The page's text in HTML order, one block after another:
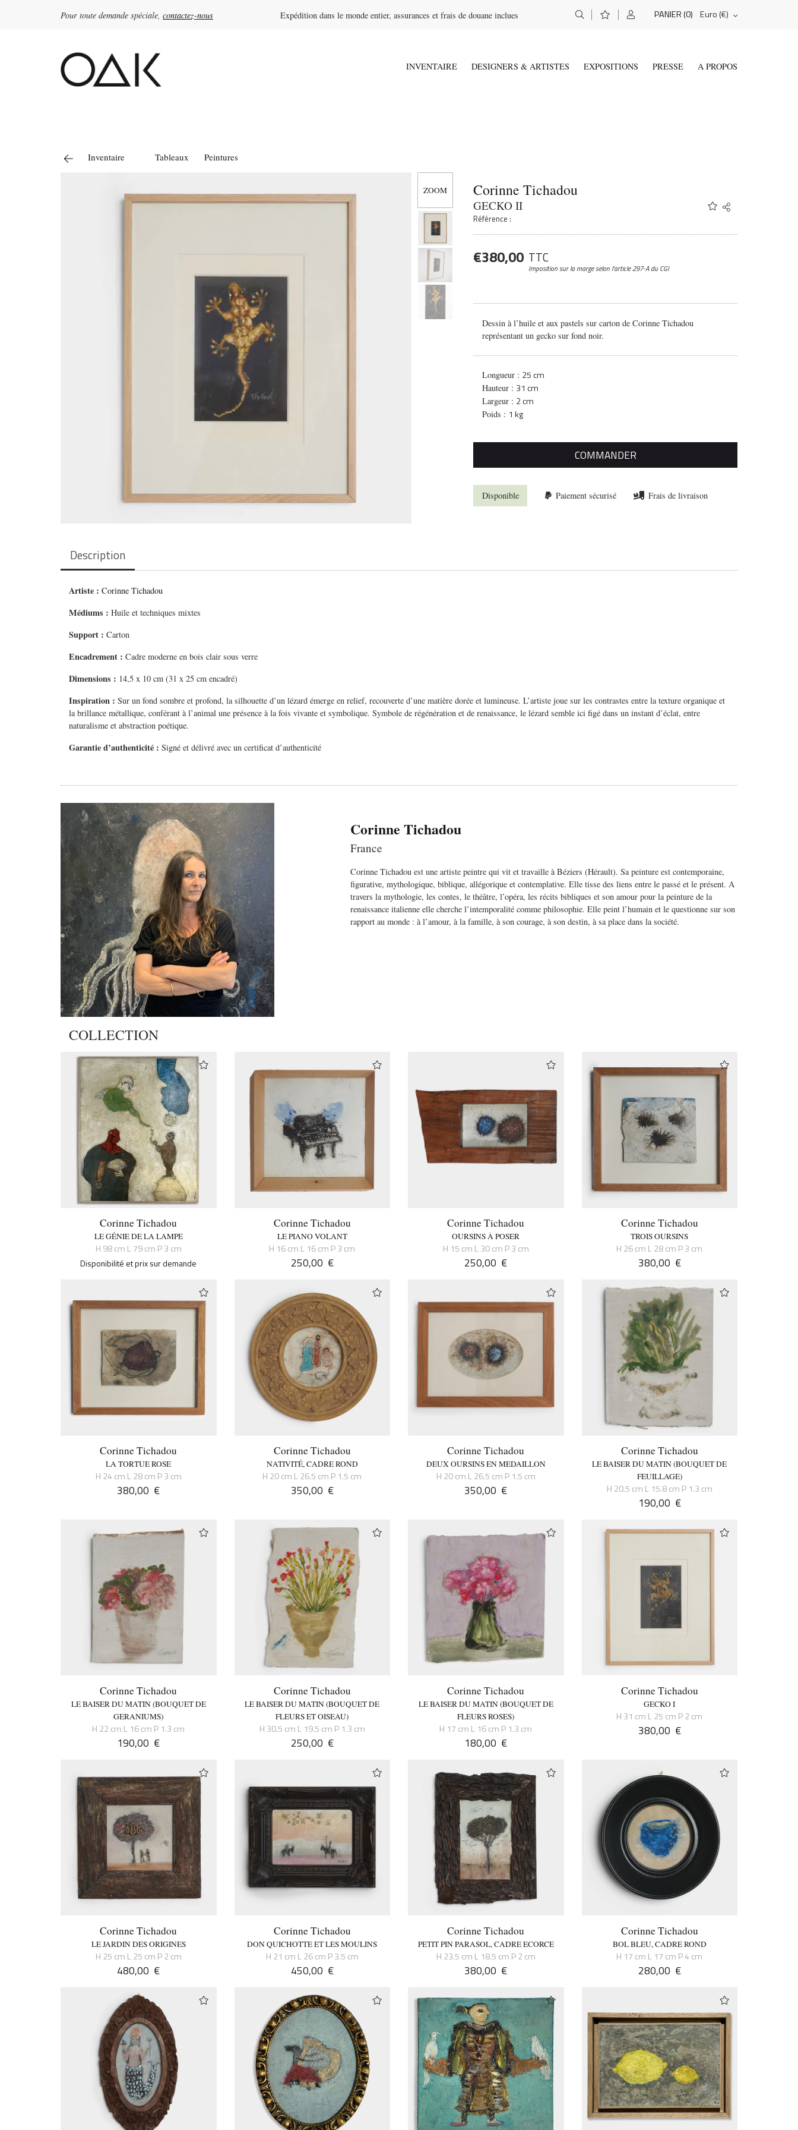
Pour toute demande spéciale, contactez-nous Expédition dans le monde entier, assurances et frais de douane inclues PANIER(0) Euro (€)
Rechercher :
INVENTAIRE DESIGNERS & ARTISTES EXPOSITIONS PRESSE A PROPOS
Inventaire Tableaux Peintures
Corinne Tichadou
GECKO II
Référence :
Share
Twitter
€380,00 TTC
Imposition sur la marge selon l’article 297-A du CGI
Dessin à l’huile et aux pastels sur carton de Corinne Tichadou
représentant un gecko sur fond noir.
Longueur : 25 cm
Hauteur : 31 cm
Largeur : 2 cm
Poids : 1 kg
COMMANDER
Disponible Paiement sécurisé Frais de livraison
Description
Artiste :Corinne Tichadou
Médiums :Huile et techniques mixtes
Support : Carton
Encadrement : Cadre moderne en bois clair sous verre
Dimensions : 14,5 x 10 cm (31 x 25 cm encadré)
Inspiration :Sur un fond sombre et profond, la silhouette d’un lézard émerge en relief, recouverte d’une matière dorée et lumineuse. L’artiste joue sur les contrastes entre la texture organique et
la brillance métallique, conférant à l’animal une présence à la fois vivante et symbolique. Symbole de régénération et de renaissance, le lézard semble ici figé dans un instant d’éclat, entre
naturalisme et abstraction poétique.
Garantie d’authenticité : Signé et délivré avec un certificat d’authenticité
Corinne Tichadou
France
Corinne Tichadou est une artiste peintre qui vit et travaille à Béziers (Hérault). Sa peinture est contemporaine,
figurative, mythologique, biblique, allégorique et contemplative. Elle tisse des liens entre le passé et le présent. A
travers la mythologie, les contes, le théâtre, l’opéra, les récits bibliques et son amour pour la peinture de la
renaissance italienne elle cherche l’intemporalité comme philosophie. Elle peint l’humain et le questionne sur son
rapport au monde : à l’amour, à la famille, à son courage, à son destin, à sa place dans la société.
COLLECTION
Corinne Tichadou
LE GÉNIE DE LA LAMPE
H 98 cm L 79 cm P 3 cm
Disponibilité et prix sur demande
Corinne Tichadou
LE PIANO VOLANT
H 16 cm L 16 cm P 3 cm
250,00 €
Corinne Tichadou
OURSINS À POSER
H 15 cm L 30 cm P 3 cm
250,00 €
Corinne Tichadou
TROIS OURSINS
H 26 cm L 28 cm P 3 cm
380,00 €
Corinne Tichadou
LA TORTUE ROSE
H 24 cm L 28 cm P 3 cm
380,00 €
Corinne Tichadou
NATIVITÉ, CADRE ROND
H 20 cm L 26.5 cm P 1.5 cm
350,00 €
Corinne Tichadou
DEUX OURSINS EN MEDAILLON
H 20 cm L 26.5 cm P 1.5 cm
350,00 €
Corinne Tichadou
LE BAISER DU MATIN (BOUQUET DE
FEUILLAGE)
H 20.5 cm L 15.8 cm P 1.3 cm
190,00 €
Corinne Tichadou
LE BAISER DU MATIN (BOUQUET DE
GERANIUMS)
H 22 cm L 16 cm P 1.3 cm
190,00 €
Corinne Tichadou
LE BAISER DU MATIN (BOUQUET DE
FLEURS ET OISEAU)
H 30.5 cm L 19.5 cm P 1.3 cm
250,00 €
Corinne Tichadou
LE BAISER DU MATIN (BOUQUET DE
FLEURS ROSES)
H 17 cm L 16 cm P 1.3 cm
180,00 €
Corinne Tichadou
GECKO I
H 31 cm L 25 cm P 2 cm
380,00 €
Corinne Tichadou
LE JARDIN DES ORIGINES
H 25 cm L 25 cm P 2 cm
480,00 €
Corinne Tichadou
DON QUICHOTTE ET LES MOULINS
H 21 cm L 26 cm P 3.5 cm
450,00 €
Corinne Tichadou
PETIT PIN PARASOL, CADRE ECORCE
H 23.5 cm L 18.5 cm P 2 cm
380,00 €
Corinne Tichadou
BOL BLEU, CADRE ROND
H 17 cm L 17 cm P 4 cm
280,00 €